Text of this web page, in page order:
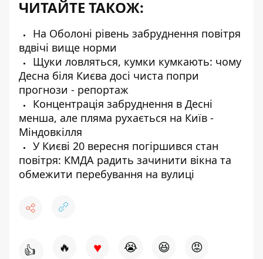
ЧИТАЙТЕ ТАКОЖ:
На Оболоні рівень забруднення повітря
вдвічі вище норми
Щуки ловляться, кумки кумкають: чому
Десна біля Києва досі чиста попри
прогнози - репортаж
Концентрація забруднення в Десні
менша, але пляма рухається на Київ -
Міндовкілля
У Києві 20 вересня погіршився стан
повітря: КМДА радить зачинити вікна та
обмежити перебування на вулиці
👍 🔥 ♥ 😭 😆 😡